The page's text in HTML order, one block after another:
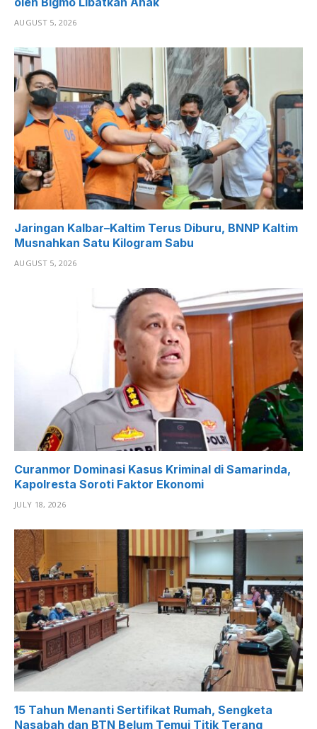
AUGUST 5, 2026
Jaringan Kalbar–Kaltim Terus Diburu, BNNP Kaltim
Musnahkan Satu Kilogram Sabu
AUGUST 5, 2026
Curanmor Dominasi Kasus Kriminal di Samarinda,
Kapolresta Soroti Faktor Ekonomi
JULY 18, 2026
15 Tahun Menanti Sertifikat Rumah, Sengketa
Nasabah dan BTN Belum Temui Titik Terang